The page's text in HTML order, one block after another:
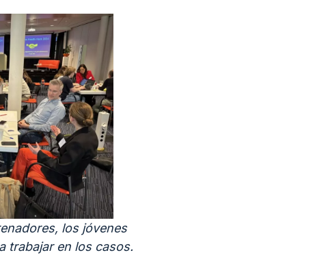
los jóvenes
trabajar en los casos.